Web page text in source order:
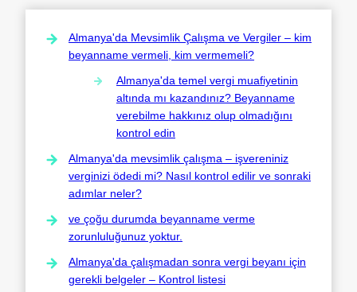
Almanya'da Mevsimlik Çalışma ve Vergiler – kim
beyanname vermeli, kim vermemeli?
Almanya'da temel vergi muafiyetinin
altında mı kazandınız? Beyanname
verebilme hakkınız olup olmadığını
kontrol edin
Almanya'da mevsimlik çalışma – işvereniniz
verginizi ödedi mi? Nasıl kontrol edilir ve sonraki
adımlar neler?
ve çoğu durumda beyanname verme
zorunluluğunuz yoktur.
Almanya'da çalışmadan sonra vergi beyanı için
gerekli belgeler – Kontrol listesi